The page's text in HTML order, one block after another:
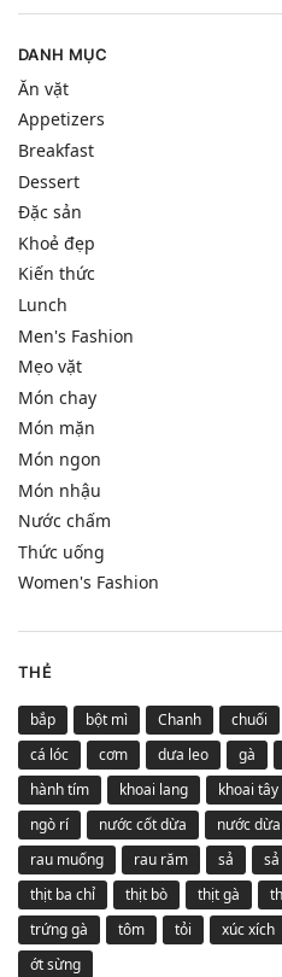
DANH MỤC
Ăn vặt
Appetizers
Breakfast
Dessert
Đặc sản
Khoẻ đẹp
Kiến thức
Lunch
Men's Fashion
Mẹo vặt
Món chay
Món mặn
Món ngon
Món nhậu
Nước chấm
Thức uống
Women's Fashion
THẺ
bắp bột mì Chanh chuối
cá lóc
cơm dưa leo gà
hành tím
khoai lang khoai tây
ngò rí
nước cốt dừa nước
rau muống
rau răm sả
thịt ba chỉ
thịt bò thịt gà
trứng gà
tôm tỏi xúc xích
ớt sừng